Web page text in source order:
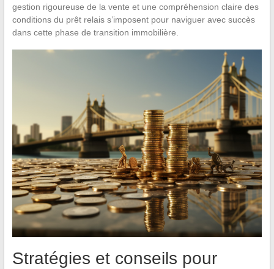
gestion rigoureuse de la vente et une compréhension claire des
conditions du prêt relais s’imposent pour naviguer avec succès
dans cette phase de transition immobilière.
Stratégies et conseils pour